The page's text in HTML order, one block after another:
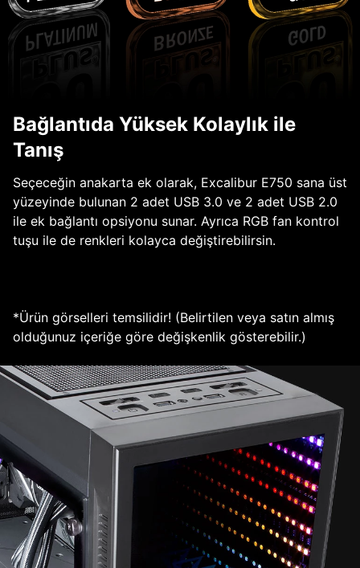
Bağlantıda Yüksek Kolaylık ile
Tanış
Seçeceğin anakarta ek olarak, Excalibur E750 sana üst
yüzeyinde bulunan 2 adet USB 3.0 ve 2 adet USB 2.0
ile ek bağlantı opsiyonu sunar. Ayrıca RGB fan kontrol
tuşu ile de renkleri kolayca değiştirebilirsin.
*Ürün görselleri temsilidir! (Belirtilen veya satın almış
olduğunuz içeriğe göre değişkenlik gösterebilir.)